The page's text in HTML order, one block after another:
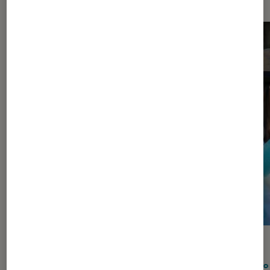
Photo